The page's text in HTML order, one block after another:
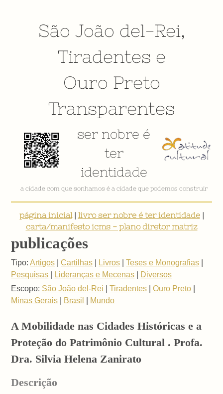
São João del-Rei,
Tiradentes e
Ouro Preto
Transparentes
ser nobre é
ter
identidade
a cidade com que sonhamos é a cidade que podemos construir
página inicial| livro ser nobre é ter identidade|
carta/manifesto icms - plano diretor matriz
publicações
Tipo: Artigos |Cartilhas Livros |Teses e Monografias
Pesquisas
Lideranças e Mecenas
Diversos
Escopo: São João del-Rei |Tiradentes |Ouro Preto
Minas Gerais
Brasil Mundo
A Mobilidade nas Cidades Históricas e a
Proteção do Patrimônio Cultural . Profa.
Dra. Silvia Helena Zanirato
Descrição